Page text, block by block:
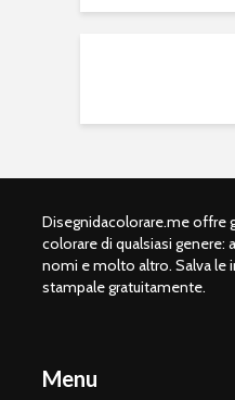
Disegnidacolorare.me offre
colorare di qualsiasi genere:
nomi e molto altro. Salva le
stampale gratuitamente.
Menu